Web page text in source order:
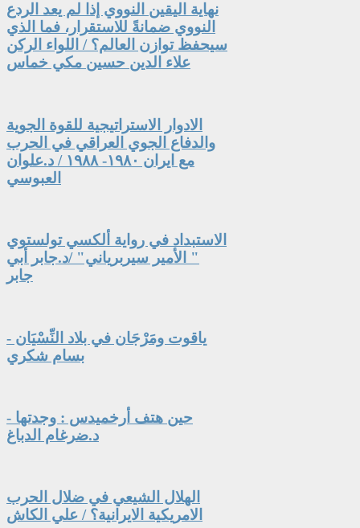
نهاية اليقين النووي إذا لم يعد الردع
النووي ضمانةً للاستقرار، فما الذي
سيحفظ توازن العالم؟ / اللواء الركن
علاء الدين حسين مكي خماس
الادوار الاستراتيجية للقوة الجوية
والدفاع الجوي العراقي في الحرب
مع ايران ١٩٨٠- ١٩٨٨ / د.علوان
العبوسي
الاستبداد في رواية ألكسي تولستوي
" الأمير سيربرياني" /د.جابر أبي
جابر
ياقوت ومَرْجَان في بلاد النِّسْيَان -
بسام شكري
حين هتف أرخميدس : وجدتها -
د.ضرغام الدباغ
الهلال الشيعي في ضلال الحرب
الامريكية الايرانية؟ / علي الكاش